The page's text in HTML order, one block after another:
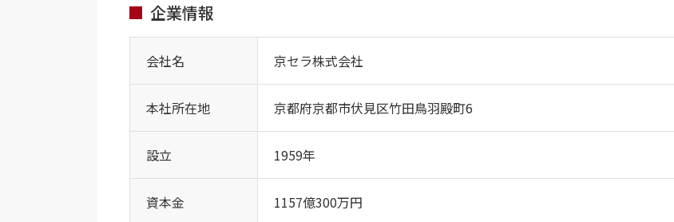
企業情報
会社名 京セラ株式会社
本社所在地 京都府京都市伏見区竹田鳥羽殿町6
設立 1959年
資本金 1157億300万円